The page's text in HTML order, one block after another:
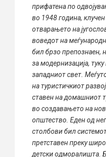
прифатена по
во 1948 година,
отварањето на
воведот на
бил брзо препознаен,
за модернизација,
западниот свет.
на туристичкиот
ставен на домашниот
во создавањето на
општество. Еден од
столбови бил
претставен преку
детски одморалишта.